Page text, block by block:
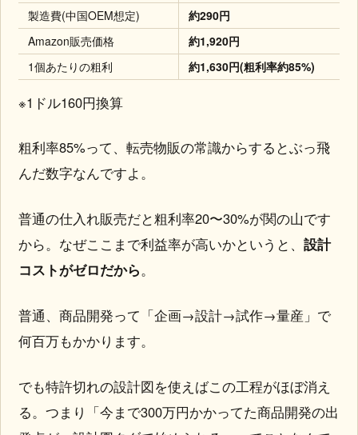
製造費(中国OEM想定)
約290円
Amazon販売価格
約1,920円
1個あたりの粗利
約1,630円(粗利率約85%)
※1ドル160円換算
粗利率85%って、転売物販の常識からするとぶっ飛
んだ数字なんですよ。
普通の仕入れ販売だと粗利率20〜30%が関の山です
から。なぜここまで利益率が高いかというと、 設計
コストがゼロだから。
普通、商品開発って「企画→設計→試作→量産」で
何百万もかかります。
でも特許切れの設計図を使えばこの工程がほぼ消え
る。つまり「今まで300万円かかってた商品開発の出